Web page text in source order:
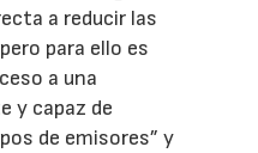
a reducir las
para ello es
a una
y capaz de
de emisores” y